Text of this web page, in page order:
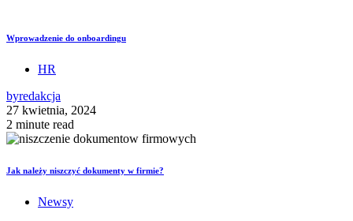
Wprowadzenie do onboardingu
HR
byredakcja
27 kwietnia, 2024
2 minute read
Jak należy niszczyć dokumenty w firmie?
Newsy